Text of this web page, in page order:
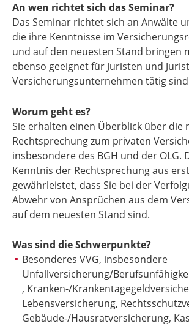
An wen richtet sich das Seminar?
Das Seminar richtet sich an Anwälte
die ihre Kenntnisse im
und auf den neuesten Stand bringen
ebenso geeignet für Juristen und
Versicherungsunternehmen tätig
Worum geht es?
Sie erhalten einen Überblick über die
Rechtsprechung zum privaten
insbesondere des BGH und der OLG.
Kenntnis der Rechtsprechung aus
gewährleistet, dass Sie bei der
Abwehr von Ansprüchen aus dem
auf dem neuesten Stand sind.
Was sind die Schwerpunkte?
Besonderes VVG, insbesondere
Unfallversicherung/
, Kranken-/
Lebensversicherung,
Gebäude-/Hausratversicherung,